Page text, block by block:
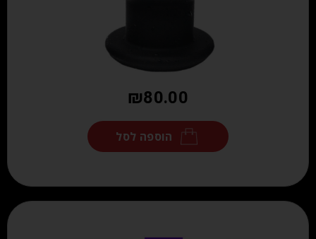
₪80.00
הוספה לסל